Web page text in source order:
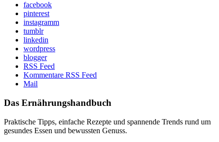
facebook
pinterest
instagramm
tumblr
linkedin
wordpress
blogger
RSS Feed
Kommentare RSS Feed
Mail
Das Ernährungshandbuch
Praktische Tipps, einfache Rezepte und spannende Trends rund um
gesundes Essen und bewussten Genuss.